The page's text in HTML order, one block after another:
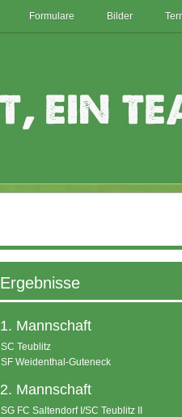
Formulare Bilder
Ergebnisse
1. Mannschaft
SC Teublitz
SF Weidenthal-Guteneck
2. Mannschaft
SG FC Saltendorf I/SC Teublitz II